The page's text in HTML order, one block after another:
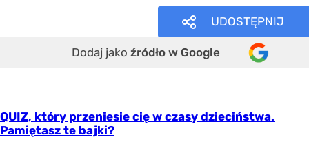
UDOSTĘPNIJ
Dodaj jako źródło w Google
QUIZ, który przeniesie cię w czasy dzieciństwa.
Pamiętasz te bajki?